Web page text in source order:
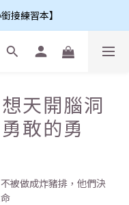
接練習本】
天開腦洞
敢的勇
被做成炸豬排，他們決